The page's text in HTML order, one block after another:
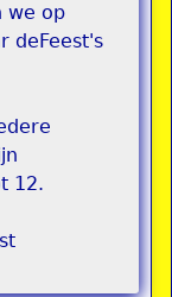
we op
deFeest's
12.